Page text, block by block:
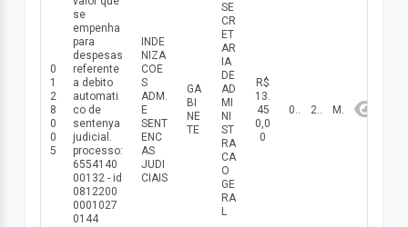
0
1
2
8
0
0
5
se
empenha
para
despesas
referente
a debito
automati
co de
sentenуa
judicial.
processo:
6554140
00132 - id
0812200
0001027
0144
INDE
NIZA
COE
S
ADM.
E
SENT
ENC
AS
JUDI
CIAIS
GA
BI
NE
TE
SE
CR
ET
AR
IA
DE
AD
MI
NI
ST
RA
CA
O
GE
RA
L
R$
13.
45
0,0
0
08/05/2026 2026 Maio